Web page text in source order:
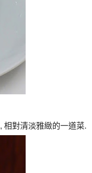
, 相對清淡雅緻的一道菜.